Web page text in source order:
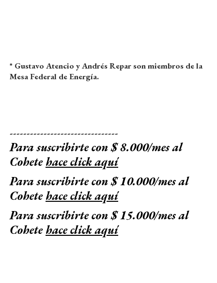
* Gustavo Atencio y Andrés Repar son miembros de la
Mesa Federal de Energía.
--------------------------------
Para suscribirte con $ 8.000/mes al
Cohetehace click aquí
Para suscribirte con $ 10.000/mes al
Cohetehace click aquí
Para suscribirte con $ 15.000/mes al
Cohetehace click aquí